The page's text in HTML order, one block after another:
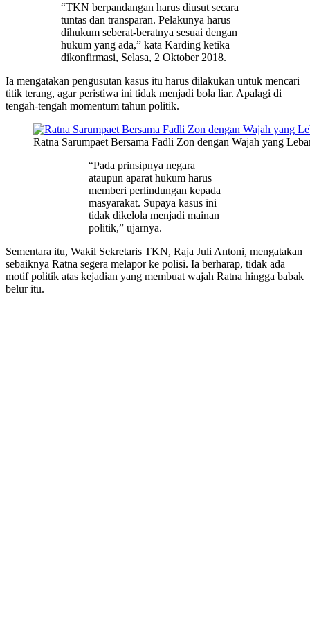
“TKN berpandangan harus diusut secara
tuntas dan transparan. Pelakunya harus
dihukum seberat-beratnya sesuai dengan
hukum yang ada,” kata Karding ketika
dikonfirmasi, Selasa, 2 Oktober 2018.
Ia mengatakan pengusutan kasus itu harus dilakukan untuk mencari
titik terang, agar peristiwa ini tidak menjadi bola liar. Apalagi di
tengah-tengah momentum tahun politik.
Ratna Sarumpaet Bersama Fadli Zon dengan Wajah yang
“Pada prinsipnya negara
ataupun aparat hukum harus
memberi perlindungan kepada
masyarakat. Supaya kasus ini
tidak dikelola menjadi mainan
politik,” ujarnya.
Sementara itu, Wakil Sekretaris TKN, Raja Juli Antoni, mengatakan
sebaiknya Ratna segera melapor ke polisi. Ia berharap, tidak ada
motif politik atas kejadian yang membuat wajah Ratna hingga babak
belur itu.